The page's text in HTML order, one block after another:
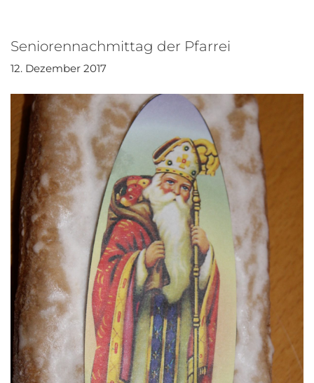
Seniorennachmittag der Pfarrei
12. Dezember 2017